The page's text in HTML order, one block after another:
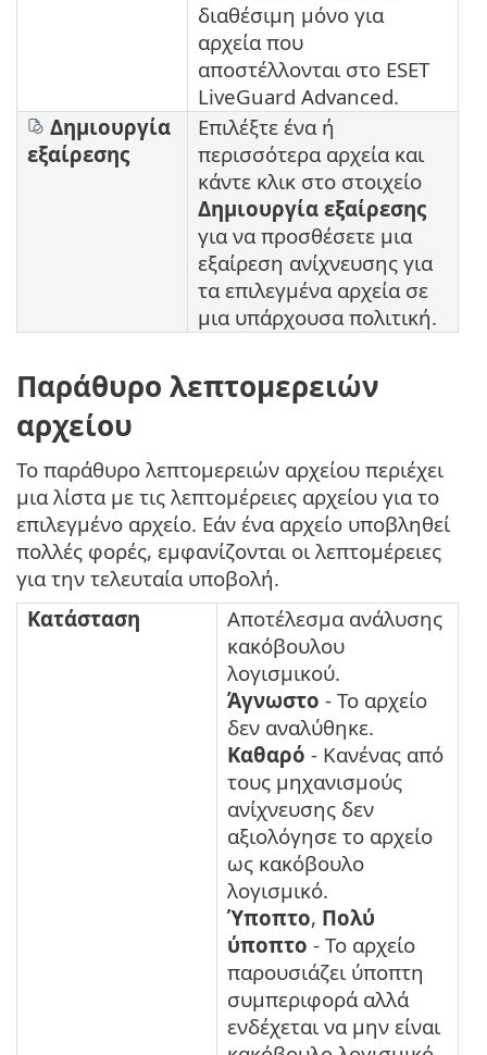
διαθέσιμη μόνο για
αρχεία που
αποστέλλονται στο ESET
LiveGuard Advanced.
Δημιουργία
εξαίρεσης
Επιλέξτε ένα ή
περισσότερα αρχεία και
κάντε κλικ στο στοιχείο
Δημιουργία εξαίρεσης
για να προσθέσετε μια
εξαίρεση ανίχνευσης για
τα επιλεγμένα αρχεία σε
μια υπάρχουσα πολιτική.
Παράθυρο λεπτομερειών
αρχείου
Το παράθυρο λεπτομερειών αρχείου περιέχει
μια λίστα με τις λεπτομέρειες αρχείου για το
επιλεγμένο αρχείο. Εάν ένα αρχείο υποβληθεί
πολλές φορές, εμφανίζονται οι λεπτομέρειες
για την τελευταία υποβολή.
Κατάσταση
Αποτέλεσμα ανάλυσης
κακόβουλου
λογισμικού.
Άγνωστο - Το αρχείο
δεν αναλύθηκε.
Καθαρό - Κανένας από
τους μηχανισμούς
ανίχνευσης δεν
αξιολόγησε το αρχείο
ως κακόβουλο
λογισμικό.
Ύποπτο, Πολύ
ύποπτο - Το αρχείο
παρουσιάζει ύποπτη
συμπεριφορά αλλά
ενδέχεται να μην είναι